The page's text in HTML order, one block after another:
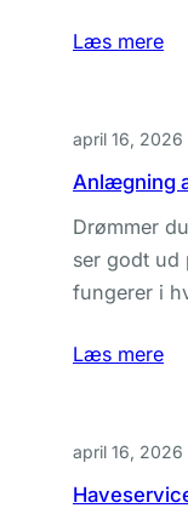
Læs mere
april 16, 2026
Anlægning
Drømmer
ser godt ud
fungerer i
Læs mere
april 16, 2026